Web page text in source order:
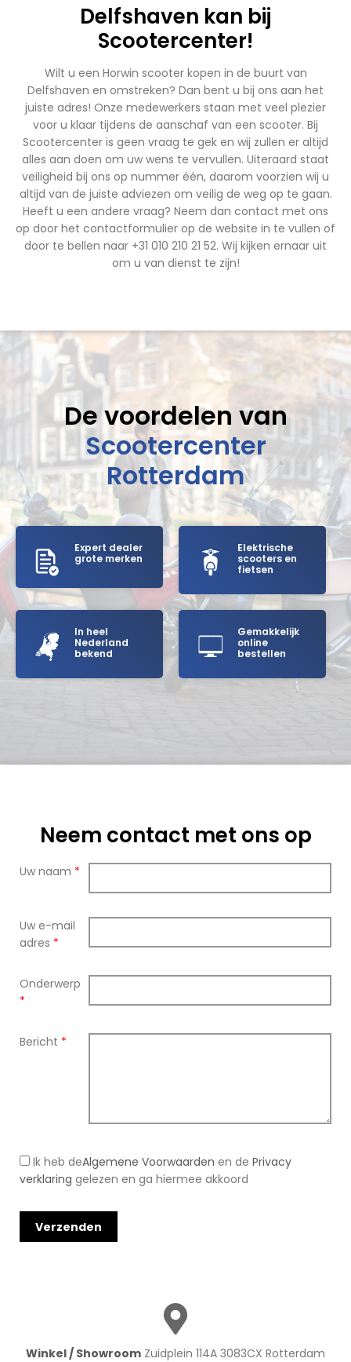
Delfshaven kan bij
Scootercenter!
Wilt u een Horwin scooter kopen in de buurt van
Delfshaven en omstreken? Dan bent u bij ons aan het
juiste adres! Onze medewerkers staan met veel plezier
voor u klaar tijdens de aanschaf van een scooter. Bij
Scootercenter is geen vraag te gek en wij zullen er altijd
alles aan doen om uw wens te vervullen. Uiteraard staat
veiligheid bij ons op nummer één, daarom voorzien wij u
altijd van de juiste adviezen om veilig de weg op te gaan.
Heeft u een andere vraag? Neem dan contact met ons
op door het contactformulier op de website in te vullen of
door te bellen naar +31 010 210 21 52. Wij kijken ernaar uit
om u van dienst te zijn!
De voordelen van
Scootercenter
Rotterdam
Expert dealer
grote merken
Elektrische
scooters en
fietsen
In heel
Nederland
bekend
Gemakkelijk
online
bestellen
Neem contact met ons op
Uw naam *
Uw e-mail
adres *
Onderwerp
*
Bericht *
Ik heb deAlgemene Voorwaarden en de Privacy
verklaring gelezen en ga hiermee akkoord
Winkel / Showroom Zuidplein 114A 3083CX Rotterdam